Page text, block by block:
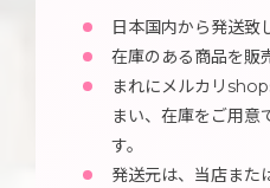
日本国内から発送致
在庫のある商品を販
まれにメルカリ
まい、在庫をご用意
す。
発送元は、当店また